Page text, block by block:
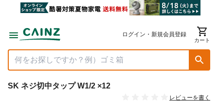
ログイン・新規会員登録
カート
SK ネジ切中タップ W1/2 ×12
レビューを書く